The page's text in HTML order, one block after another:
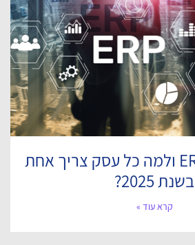
מהי מערכת ERP ולמה כל עסק צריך אחת
בשנת 2025?
קרא עוד »